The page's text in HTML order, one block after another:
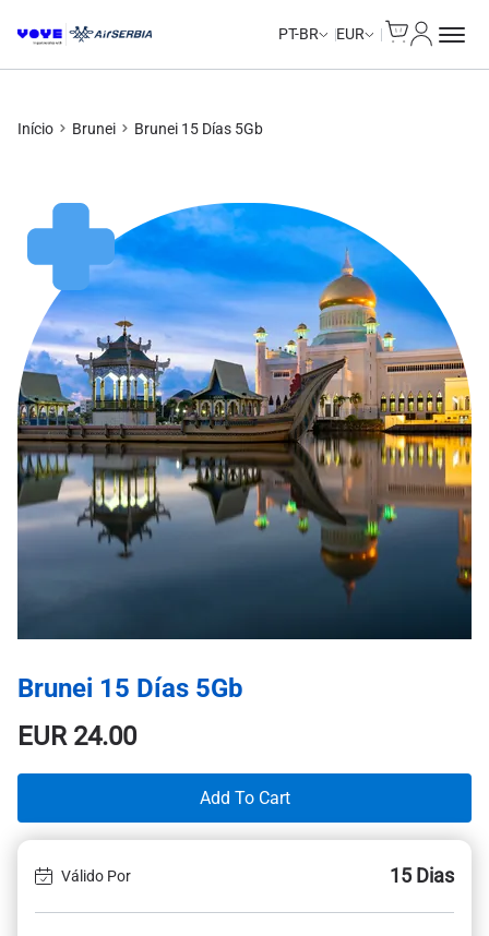
PT-BR EUR
Início Brunei Brunei 15 Días 5Gb
Brunei 15 Días 5Gb
EUR24.00
Add To Cart
Válido Por 15 Dias